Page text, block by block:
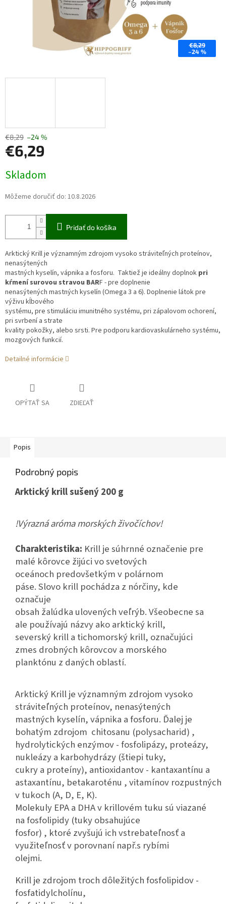
€8,29
–24 %
€8,29 –24 %
€6,29
cena:
Skladom
Môžeme doručiť do: 10.8.2026
Pridať do košíka
Arktický Krill je významným zdrojom vysoko stráviteľných proteínov,
nenasýtených
mastných kyselín, vápnika a fosforu. Taktiež je ideálny doplnok pri
kŕmení surovou stravou BARF - pre doplnenie
nenasýtených mastných kyselín (Omega 3 a 6). Doplnenie látok pre
výživu kĺbového
systému, pre stimuláciu imunitného systému, pri zápalovom ochorení,
pri svrbení a strate
kvality pokožky, alebo srsti. Pre podporu kardiovaskulárneho systému,
mozgových funkcií.
Detailné informácie
OPÝTAŤ SA ZDIEĽAŤ
Popis
Podrobný popis
Arktický krill sušený 200 g
!Výrazná aróma morských živočíchov!
Charakteristika: Krill je súhrnné označenie pre
malé kôrovce žijúci vo svetových
oceánoch predovšetkým v polárnom
páse. Slovo krill pochádza z nórčiny, kde
označuje
obsah žalúdka ulovených veľrýb. Všeobecne sa
ale používajú názvy ako arktický krill,
severský krill a tichomorský krill, označujúci
zmes drobných kôrovcov a morského
planktónu z daných oblastí.
Arktický Krill je významným zdrojom vysoko
stráviteľných proteínov, nenasýtených
mastných kyselín, vápnika a fosforu. Ďalej je
bohatým zdrojom chitosanu (polysacharid) ,
hydrolytických enzýmov - fosfolipázy, proteázy,
nukleázy a karbohydrázy (štiepi tuky,
cukry a proteíny), antioxidantov - kantaxantínu a
astaxantínu, betakaroténu , vitamínov rozpustných
v tukoch (A, D, E, K).
Molekuly EPA a DHA v krillovém tuku sú viazané
na fosfolipidy (tuky obsahujúce
fosfor) , ktoré zvyšujú ich vstrebateľnosť a
využiteľnosť v porovnaní např.s rybími
olejmi.
Krill je zdrojom troch dôležitých fosfolipidov -
fosfatidylcholínu,